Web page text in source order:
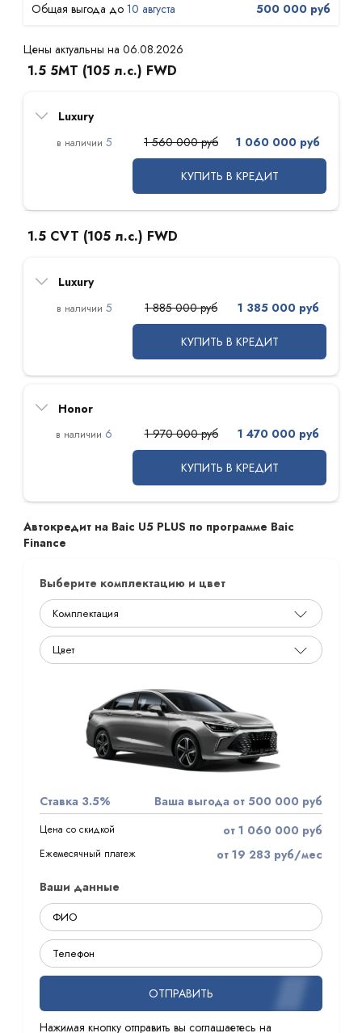
10 августа 500 000 руб
Цены актуальны на 06.08.2026
1.5 5MT (105 л.с.) FWD
Luxury
5
1 560 000 руб 1 060 000 руб
КУПИТЬ В КРЕДИТ
1.5 CVT (105 л.с.) FWD
Luxury
5
1 885 000 руб 1 385 000 руб
КУПИТЬ В КРЕДИТ
Honor
6
1 970 000 руб 1 470 000 руб
КУПИТЬ В КРЕДИТ
Автокредит на Baic U5 PLUS по программе Baic
Finance
Выберите комплектацию и цвет
Ставка 3.5% Ваша выгода от 500 000 руб
Цена со скидкой от 1 060 000 руб
Ежемесячный платеж
от 19 283 руб/мес
Ваши данные
ОТПРАВИТЬ
Нажимая кнопку отправить вы соглашаетесь на